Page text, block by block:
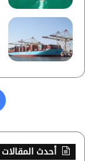
أحدث المقالات